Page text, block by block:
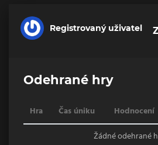
Registrovaný uživatel
Odehrané hry
Hra Čas úniku Hodnocení
Žádné odehrané